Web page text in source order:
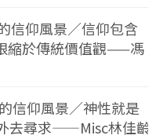
信仰風景／信仰包含
縮於傳統價值觀——馮
信仰風景／神性就是
去尋求——Misc林佳齡